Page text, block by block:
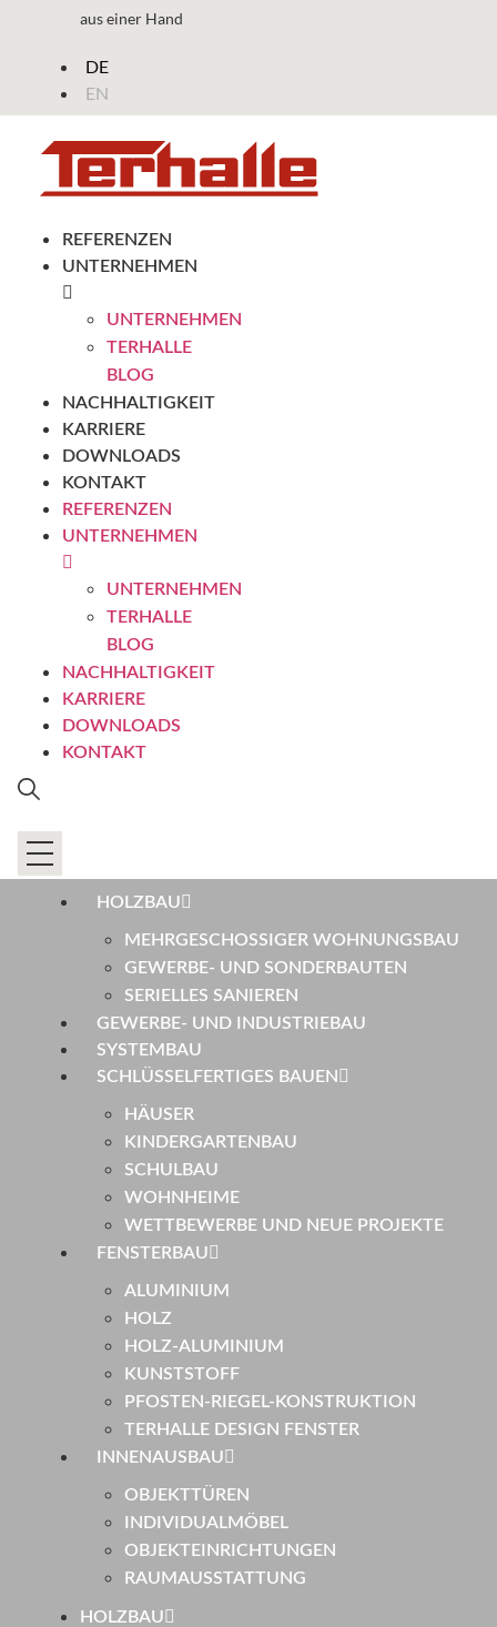
aus einer Hand
DE
EN
REFERENZEN
UNTERNEHMEN
UNTERNEHMEN
TERHALLE
BLOG
NACHHALTIGKEIT
KARRIERE
DOWNLOADS
KONTAKT
REFERENZEN
UNTERNEHMEN
UNTERNEHMEN
TERHALLE
BLOG
NACHHALTIGKEIT
KARRIERE
DOWNLOADS
KONTAKT
HOLZBAU
MEHRGESCHOSSIGER WOHNUNGSBAU
GEWERBE- UND SONDERBAUTEN
SERIELLES SANIEREN
GEWERBE- UND INDUSTRIEBAU
SYSTEMBAU
SCHLÜSSELFERTIGES BAUEN
HÄUSER
KINDERGARTENBAU
SCHULBAU
WOHNHEIME
WETTBEWERBE UND NEUE PROJEKTE
FENSTERBAU
ALUMINIUM
HOLZ
HOLZ-ALUMINIUM
KUNSTSTOFF
PFOSTEN-RIEGEL-KONSTRUKTION
TERHALLE DESIGN FENSTER
INNENAUSBAU
OBJEKTTÜREN
INDIVIDUALMÖBEL
OBJEKTEINRICHTUNGEN
RAUMAUSSTATTUNG
HOLZBAU